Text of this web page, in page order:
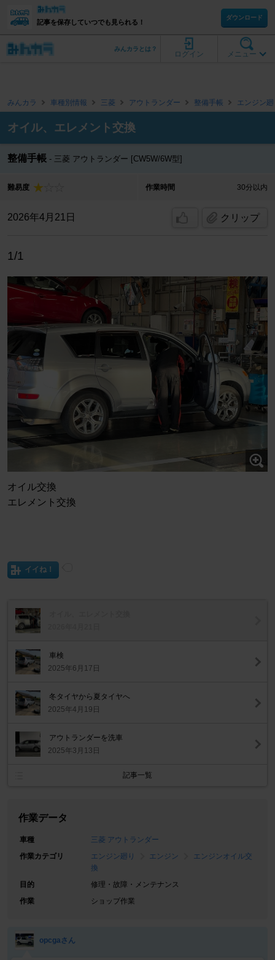
記事を保存していつでも見られる！
ダウンロード
メニュー
ログイン
みんカラとは？
みんカラ 車種別情報 三菱 アウトランダー 整備手帳 エンジン
オイル、エレメント交換
整備手帳 三菱 アウトランダー [CW5W/6W型]
難易度 作業時間 30分以内
2026年4月21日 クリップ
1/1
オイル交換
エレメント交換
イイね！
車検
2025年6月17日
冬タイヤから夏タイヤへ
2025年4月19日
アウトランダーを洗車
2025年3月13日
記事一覧
作業データ
車種
三菱 アウトランダー
作業カテゴリ
エンジン廻り エンジン
エンジンオイル交
換
目的
修理・故障・メンテナンス
作業
ショップ作業
opcgaさん